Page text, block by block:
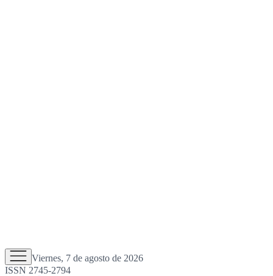
Viernes, 7 de agosto de 2026
ISSN 2745-2794